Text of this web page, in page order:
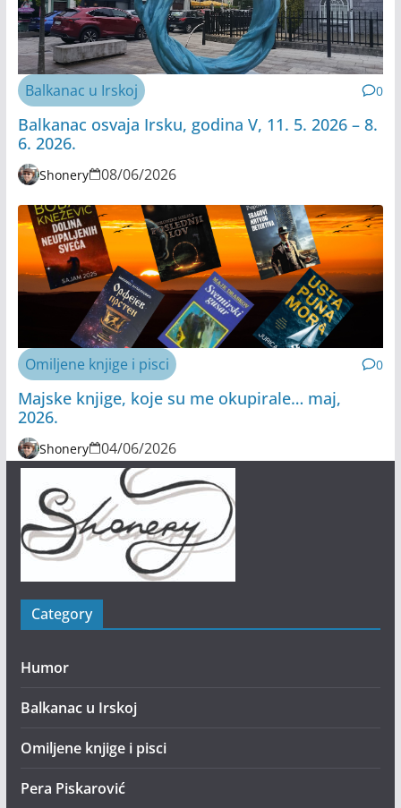
Balkanac u Irskoj 0
Balkanac osvaja Irsku, godina V, 11. 5. 2026 – 8.
6. 2026.
Shonery 08/06/2026
Omiljene knjige i pisci 0
Majske knjige, koje su me okupirale… maj,
2026.
Shonery 04/06/2026
Category
Humor
Balkanac u Irskoj
Omiljene knjige i pisci
Pera Piskarović